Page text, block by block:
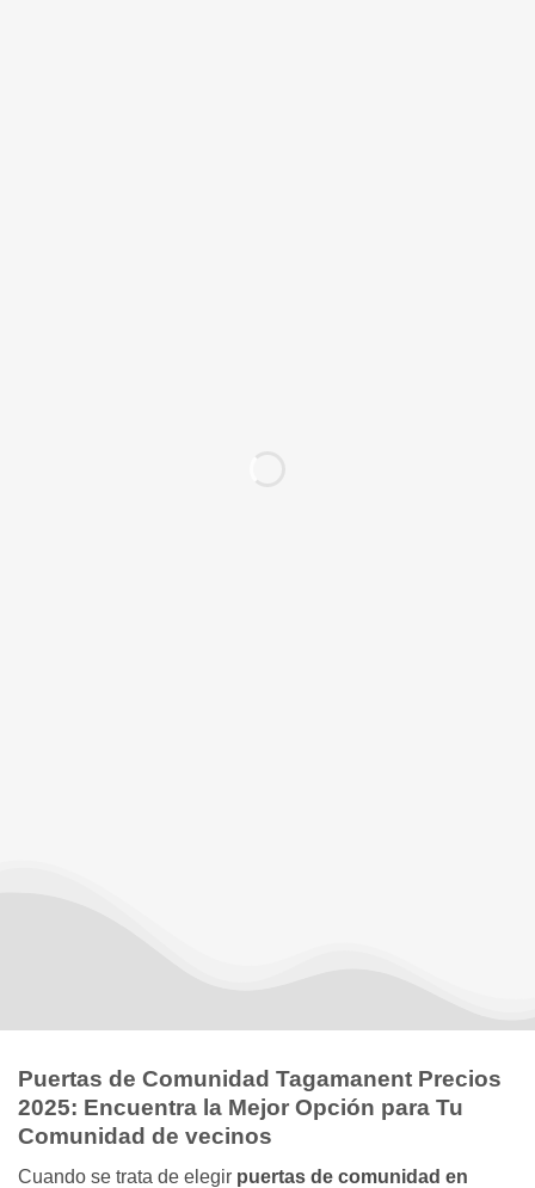
Puertas de Comunidad Tagamanent Precios
2025: Encuentra la Mejor Opción para Tu
Comunidad de vecinos
Cuando se trata de elegir puertas de comunidad en